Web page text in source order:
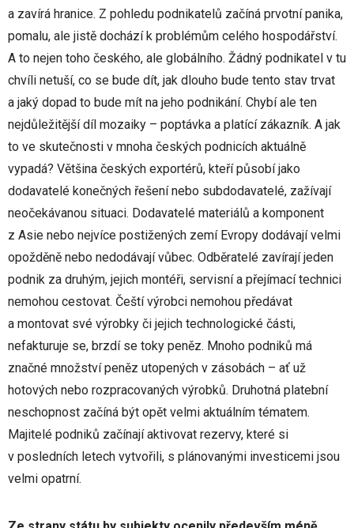
a zavírá hranice. Z pohledu podnikatelů začíná prvotní panika,
pomalu, ale jistě dochází k problémům celého hospodářství.
A to nejen toho českého, ale globálního. Žádný podnikatel v tu
chvíli netuší, co se bude dít, jak dlouho bude tento stav trvat
a jaký dopad to bude mít na jeho podnikání. Chybí ale ten
nejdůležitější díl mozaiky – poptávka a platící zákazník. A jak
to ve skutečnosti v mnoha českých podnicích aktuálně
vypadá? Většina českých exportérů, kteří působí jako
dodavatelé konečných řešení nebo subdodavatelé, zažívají
neočekávanou situaci. Dodavatelé materiálů a komponent
z Asie nebo nejvíce postižených zemí Evropy dodávají velmi
opožděně nebo nedodávají vůbec. Odběratelé zavírají jeden
podnik za druhým, jejich montéři, servisní a přejímací technici
nemohou cestovat. Čeští výrobci nemohou předávat
a montovat své výrobky či jejich technologické části,
nefakturuje se, brzdí se toky peněz. Mnoho podniků má
značné množství peněz utopených v zásobách – ať už
hotových nebo rozpracovaných výrobků. Druhotná platební
neschopnost začíná být opět velmi aktuálním tématem.
Majitelé podniků začínají aktivovat rezervy, které si
v posledních letech vytvořili, s plánovanými investicemi jsou
velmi opatrní.